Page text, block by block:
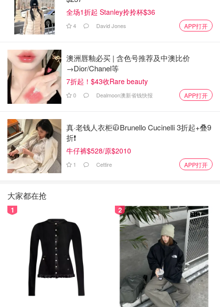
全场1折起 Stanley拎拎杯$36
4 David Jones APP打开
澳洲唇釉必买 | 含色号推荐及中澳比价
→Dior/Chanel等
7折起！$43收Rare beauty
0 Dealmoon澳新省钱快报 APP打开
真·老钱人衣柜🧥Brunello Cucinelli 3折起+叠9
折❗️
牛仔裤$528/原$2010
1 Cettire APP打开
大家都在抢
1 2